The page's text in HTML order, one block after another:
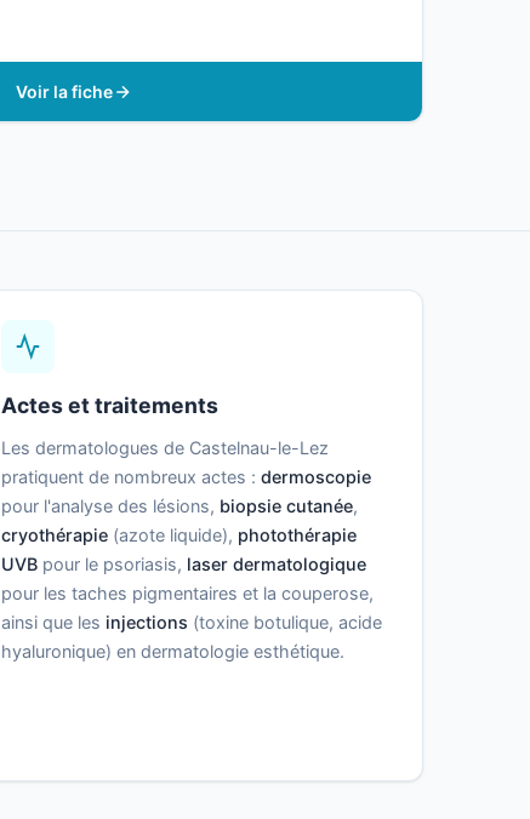
Voir la fiche
Actes et traitements
Les dermatologues de Castelnau-le-Lez
pratiquent de nombreux actes : dermoscopie
pour l'analyse des lésions, biopsie cutanée,
cryothérapie(azote liquide), photothérapie
UVBpour le psoriasis, laser dermatologique
pour les taches pigmentaires et la couperose,
ainsi que les injections (toxine botulique, acide
hyaluronique) en dermatologie esthétique.